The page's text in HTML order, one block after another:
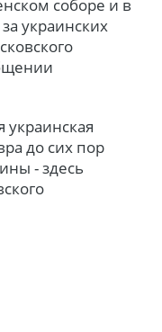
соборе и в
украинских
украинская
до сих пор
- здесь